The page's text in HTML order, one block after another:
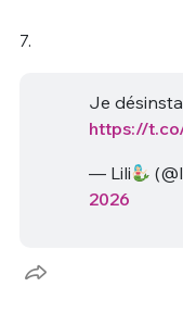
7.
Je
https://
— Lili
2026